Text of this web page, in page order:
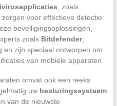
, zoals
voor effectieve detectie
beveiligingsoplossingen,
zoals Bitdefender,
en zijn speciaal ontworpen om
van mobiele apparaten.
omvat ook een reeks
uw besturingssysteem
van de nieuwste